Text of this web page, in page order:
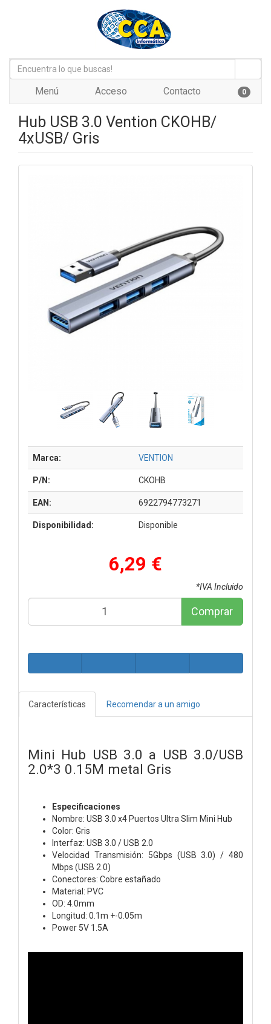
Menú Acceso Contacto 0
Hub USB 3.0 Vention CKOHB/
4xUSB/ Gris
Marca: VENTION
P/N: CKOHB
EAN: 6922794773271
Disponibilidad: Disponible
6,29 €
*IVA Incluido
Comprar
Características Recomendar a un amigo
Mini Hub USB 3.0 a USB 3.0/USB
2.0*3 0.15M metal Gris
Especificaciones
Nombre: USB 3.0 x4 Puertos Ultra Slim Mini Hub
Color: Gris
Interfaz: USB 3.0 / USB 2.0
Velocidad Transmisión: 5Gbps (USB 3.0) / 480
Mbps (USB 2.0)
Conectores: Cobre estañado
Material: PVC
OD: 4.0mm
Longitud: 0.1m +-0.05m
Power 5V 1.5A